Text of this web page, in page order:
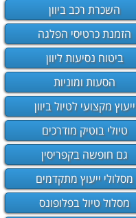
השכרת רכב ביוון
הזמנת כרטיסי הפלגה
ביטוח נסיעות ליוון
הסעות ומוניות
ייעוץ מקצועי לטיול ביוון
טיולי בוטיק מודרכים
גם חופשה בקפריסין
מסלולי ייעוץ מתקדמים
מסלול טיול בפלופונס